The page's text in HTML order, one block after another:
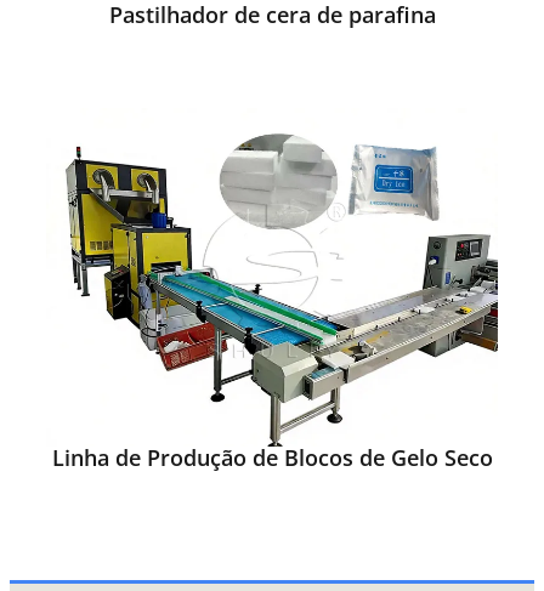
Pastilhador de cera de parafina
Linha de Produção de Blocos de Gelo Seco